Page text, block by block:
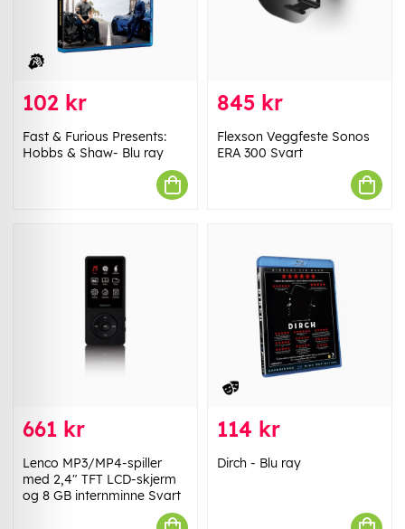
102 kr
Fast & Furious Presents:
Hobbs & Shaw- Blu ray
845 kr
Flexson Veggfeste Sonos
ERA 300 Svart
661 kr
Lenco MP3/MP4-spiller
med 2,4" TFT LCD-skjerm
og 8 GB internminne Svart
114 kr
Dirch - Blu ray